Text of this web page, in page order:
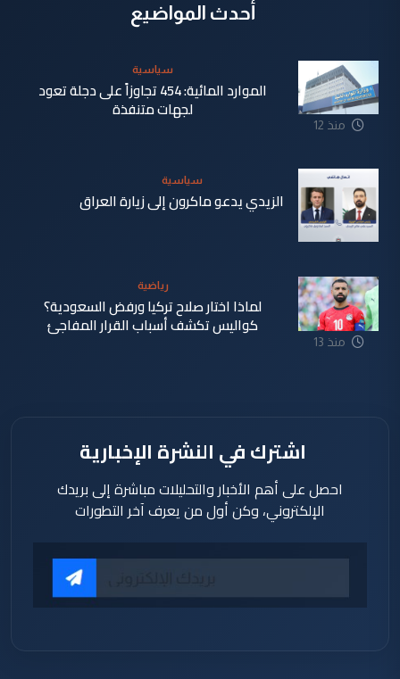
أحدث المواضيع
منذ 12
سياسية
الموارد المائية: 454 تجاوزاً على دجلة تعود
لجهات متنفذة
ساعة
سياسية
الزيدي يدعو ماكرون إلى زيارة العراق
منذ 13
رياضية
لماذا اختار صلاح تركيا ورفض السعودية؟
كواليس تكشف أسباب القرار المفاجئ
اشترك في النشرة الإخبارية
احصل على أهم الأخبار والتحليلات مباشرة إلى بريدك
الإلكتروني، وكن أول من يعرف آخر التطورات